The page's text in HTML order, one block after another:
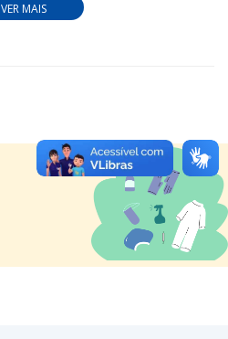
VER MAIS